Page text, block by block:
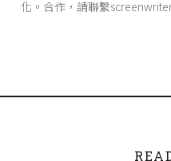
化。合作，請聯繫